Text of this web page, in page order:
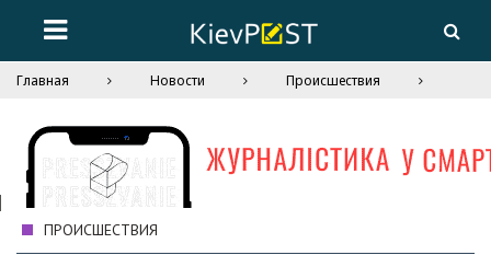
Главная Новости Происшествия
ПРОИСШЕСТВИЯ